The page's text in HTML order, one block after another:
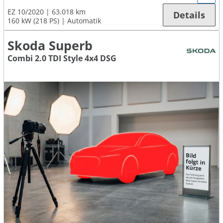
EZ 10/2020
63.018 km
160 kW (218 PS)
Automatik Details
Skoda Superb
Combi 2.0 TDI Style 4x4 DSG